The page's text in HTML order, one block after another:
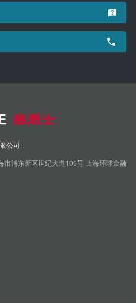
公司
市浦东新区世纪大道100号 上海环球金融